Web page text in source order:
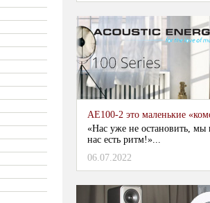
AE100-2 это маленькие
«Нас уже не остановить, мы
нас есть ритм!»...
06.07.2022